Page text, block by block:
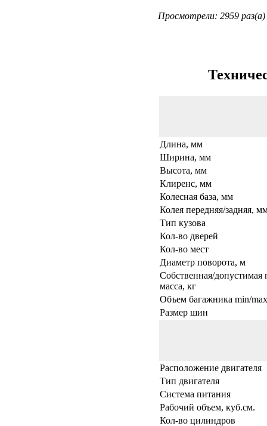
Просмотрели: 2959 раз(а)
Длина, мм
Ширина, мм
Высота, мм
Клиренс, мм
Колесная база, мм
Колея передняя/задняя,
Тип кузова
Кол-во дверей
Кол-во мест
Диаметр поворота, м
Собственная/допустимая
масса, кг
Объем багажника min/
Размер шин
Расположение двигателя
Тип двигателя
Система питания
Рабочий объем, куб.см.
Кол-во цилиндров